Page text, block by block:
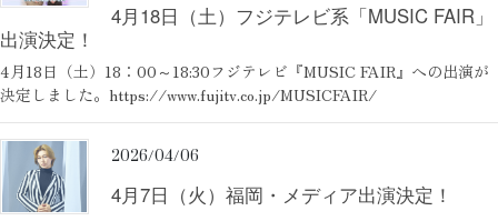
4月18日（土）フジテレビ系「MUSIC FAIR」
出演決定！
4月18日（土）18：00～18:30フジテレビ『MUSIC FAIR』への出演が
決定しました。https://www.fujitv.co.jp/MUSICFAIR/
2026/04/06
4月7日（火）福岡・メディア出演決定！